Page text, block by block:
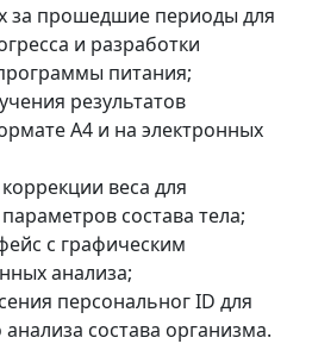
за прошедшие периоды для
и разработки
питания;
результатов
А4 и на электронных
веса для
состава тела;
с графическим
анализа;
персональног ID для
состава организма.